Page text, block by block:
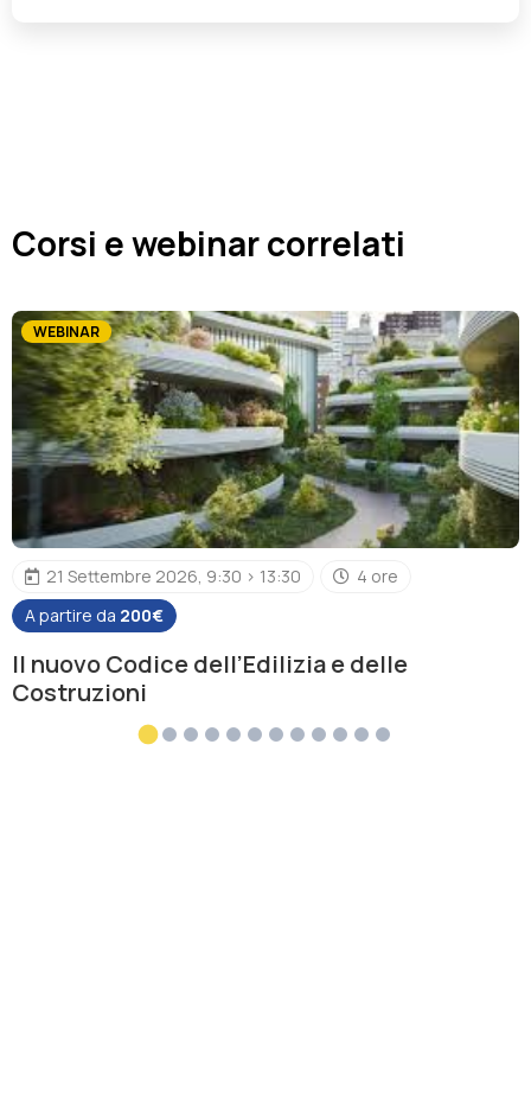
Corsi e webinar correlati
21 Settembre 2026, 9:30 > 13:30
4 ore
A partire da 200€
Il nuovo Codice dell’Edilizia e delle
Costruzioni
WEBINAR